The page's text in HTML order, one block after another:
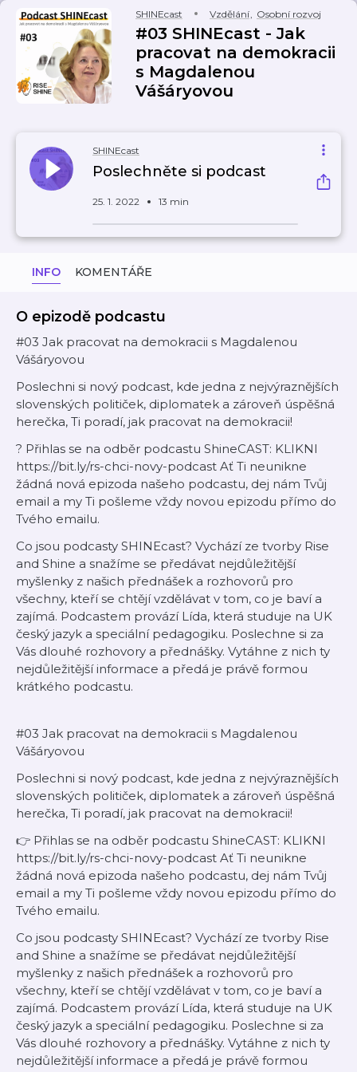
SHINEcast Vzdělání, Osobní rozvoj
#03 SHINEcast - Jak
pracovat na demokracii
s Magdalenou
Vášáryovou
SHINEcast
Poslechněte si podcast
25. 1. 2022 13 min
INFO KOMENTÁŘE
O epizodě podcastu
#03 Jak pracovat na demokracii s Magdalenou
Vášáryovou
Poslechni si nový podcast, kde jedna z nejvýraznějších
slovenských političek, diplomatek a zároveň úspěšná
herečka, Ti poradí, jak pracovat na demokracii!
? Přihlas se na odběr podcastu ShineCAST: KLIKNI
https://bit.ly/rs-chci-novy-podcast Ať Ti neunikne
žádná nová epizoda našeho podcastu, dej nám Tvůj
email a my Ti pošleme vždy novou epizodu přímo do
Tvého emailu.
Co jsou podcasty SHINEcast? Vychází ze tvorby Rise
and Shine a snažíme se předávat nejdůležitější
myšlenky z našich přednášek a rozhovorů pro
všechny, kteří se chtějí vzdělávat v tom, co je baví a
zajímá. Podcastem provází Lída, která studuje na UK
český jazyk a speciální pedagogiku. Poslechne si za
Vás dlouhé rozhovory a přednášky. Vytáhne z nich ty
nejdůležitější informace a předá je právě formou
krátkého podcastu.
#03 Jak pracovat na demokracii s Magdalenou
Vášáryovou
Poslechni si nový podcast, kde jedna z nejvýraznějších
slovenských političek, diplomatek a zároveň úspěšná
herečka, Ti poradí, jak pracovat na demokracii!
👉 Přihlas se na odběr podcastu ShineCAST: KLIKNI
https://bit.ly/rs-chci-novy-podcast Ať Ti neunikne
žádná nová epizoda našeho podcastu, dej nám Tvůj
email a my Ti pošleme vždy novou epizodu přímo do
Tvého emailu.
Co jsou podcasty SHINEcast? Vychází ze tvorby Rise
and Shine a snažíme se předávat nejdůležitější
myšlenky z našich přednášek a rozhovorů pro
všechny, kteří se chtějí vzdělávat v tom, co je baví a
zajímá. Podcastem provází Lída, která studuje na UK
český jazyk a speciální pedagogiku. Poslechne si za
Vás dlouhé rozhovory a přednášky. Vytáhne z nich ty
nejdůležitější informace a předá je právě formou